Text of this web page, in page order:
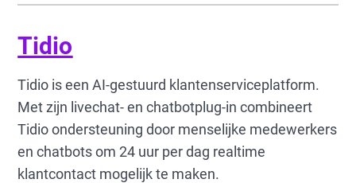
Tidio
Tidio is een AI-gestuurd klantenserviceplatform.
Met zijn livechat- en chatbotplug-in combineert
Tidio ondersteuning door menselijke medewerkers
en chatbots om 24 uur per dag realtime
klantcontact mogelijk te maken.